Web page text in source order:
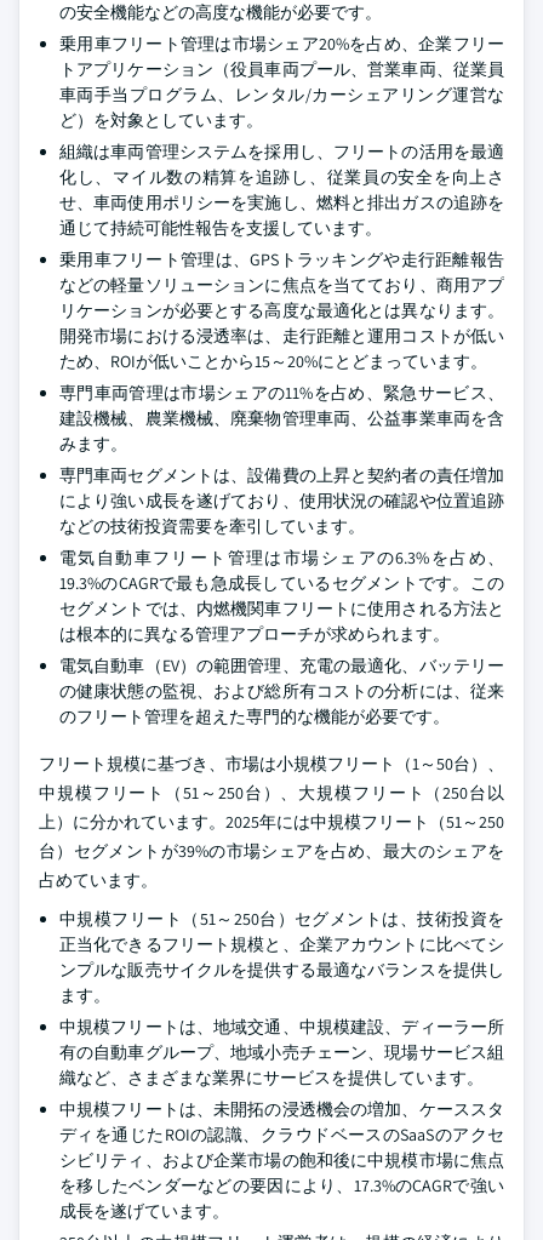
の安全機能などの高度な機能が必要です。
乗用車フリート管理は市場シェア20%を占め、企業フリー
トアプリケーション（役員車両プール、営業車両、従業員
車両手当プログラム、レンタル/カーシェアリング運営な
ど）を対象としています。
組織は車両管理システムを採用し、フリートの活用を最適
化し、マイル数の精算を追跡し、従業員の安全を向上さ
せ、車両使用ポリシーを実施し、燃料と排出ガスの追跡を
通じて持続可能性報告を支援しています。
乗用車フリート管理は、GPSトラッキングや走行距離報告
などの軽量ソリューションに焦点を当てており、商用アプ
リケーションが必要とする高度な最適化とは異なります。
開発市場における浸透率は、走行距離と運用コストが低い
ため、ROIが低いことから15～20%にとどまっています。
専門車両管理は市場シェアの11%を占め、緊急サービス、
建設機械、農業機械、廃棄物管理車両、公益事業車両を含
みます。
専門車両セグメントは、設備費の上昇と契約者の責任増加
により強い成長を遂げており、使用状況の確認や位置追跡
などの技術投資需要を牽引しています。
電気自動車フリート管理は市場シェアの6.3%を占め、
19.3%のCAGRで最も急成長しているセグメントです。この
セグメントでは、内燃機関車フリートに使用される方法と
は根本的に異なる管理アプローチが求められます。
電気自動車（EV）の範囲管理、充電の最適化、バッテリー
の健康状態の監視、および総所有コストの分析には、従来
のフリート管理を超えた専門的な機能が必要です。
フリート規模に基づき、市場は小規模フリート（1～50台）、
中規模フリート（51～250台）、大規模フリート（250台以
上）に分かれています。2025年には中規模フリート（51～250
台）セグメントが39%の市場シェアを占め、最大のシェアを
占めています。
中規模フリート（51～250台）セグメントは、技術投資を
正当化できるフリート規模と、企業アカウントに比べてシ
ンプルな販売サイクルを提供する最適なバランスを提供し
ます。
中規模フリートは、地域交通、中規模建設、ディーラー所
有の自動車グループ、地域小売チェーン、現場サービス組
織など、さまざまな業界にサービスを提供しています。
中規模フリートは、未開拓の浸透機会の増加、ケーススタ
ディを通じたROIの認識、クラウドベースのSaaSのアクセ
シビリティ、および企業市場の飽和後に中規模市場に焦点
を移したベンダーなどの要因により、17.3%のCAGRで強い
成長を遂げています。